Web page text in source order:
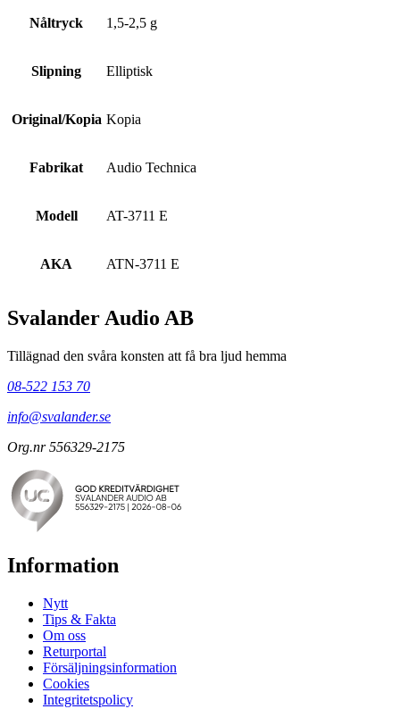
Nåltryck 1,5-2,5 g
Slipning Elliptisk
Original/Kopia Kopia
Fabrikat Audio Technica
Modell AT-3711 E
AKA ATN-3711 E
Svalander Audio AB
Tillägnad den svåra konsten att få bra ljud hemma
08-522 153 70
info@svalander.se
Org.nr 556329-2175
Information
Nytt
Tips & Fakta
Om oss
Returportal
Försäljningsinformation
Cookies
Integritetspolicy